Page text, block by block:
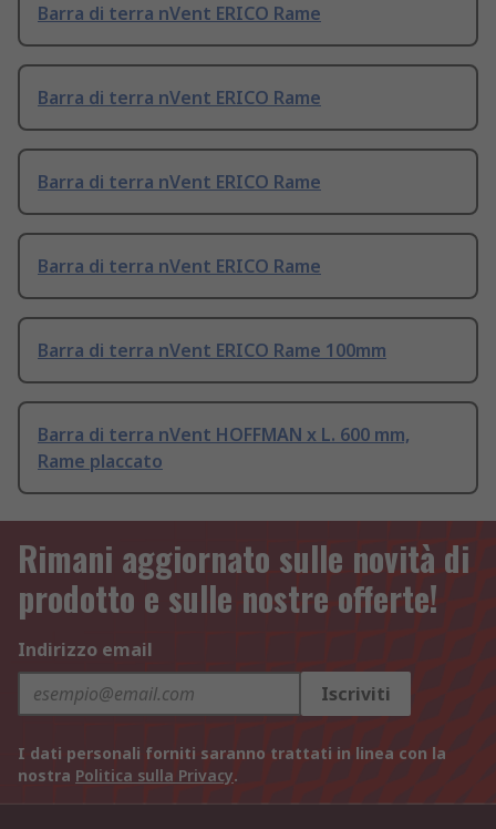
Barra di terra nVent ERICO Rame
Barra di terra nVent ERICO Rame
Barra di terra nVent ERICO Rame
Barra di terra nVent ERICO Rame
Barra di terra nVent ERICO Rame 100mm
Barra di terra nVent HOFFMAN x L. 600 mm,
Rame placcato
Rimani aggiornato sulle novità di
prodotto e sulle nostre offerte!
Indirizzo email
Iscriviti
I dati personali forniti saranno trattati in linea con la
nostra Politica sulla Privacy.